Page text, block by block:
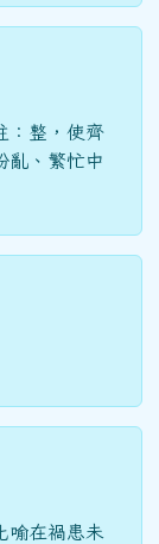
：整，使齊
亂、繁忙中
喻在禍患未